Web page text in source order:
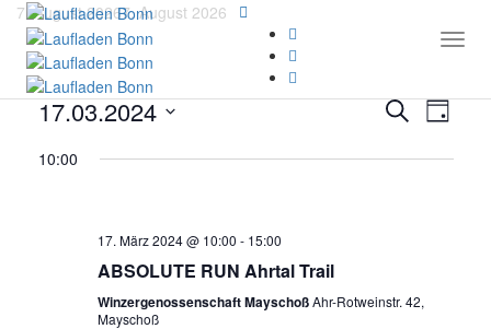
7. August 20267. August 2026
Suche
SucheTag
17.03.2024
wählen.
10:00
17. März 2024 @ 10:00 - 15:00
ABSOLUTE RUN Ahrtal Trail
Winzergenossenschaft MayschoßAhr-Rotweinstr. 42,
Mayschoß